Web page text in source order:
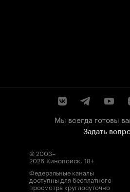
Мы всегда готовы
Задать
© 2003–
2026 Кинопоиск 18+
Федеральные каналы
доступны для бесплатного
просмотра круглосуточно